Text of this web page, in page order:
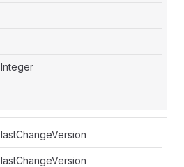
Integer
lastChangeVersion
lastChangeVersion